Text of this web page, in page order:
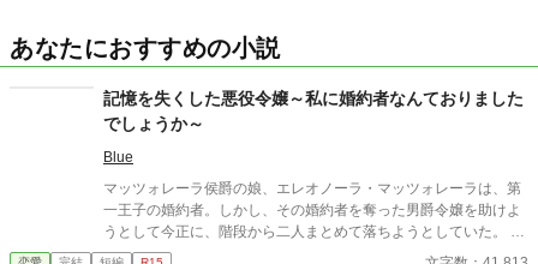
あなたにおすすめの小説
記憶を失くした悪役令嬢～私に婚約者なんておりました
でしょうか～
Blue
マッツォレーラ侯爵の娘、エレオノーラ・マッツォレーラは、第
一王子の婚約者。しかし、その婚約者を奪った男爵令嬢を助けよ
うとして今正に、階段から二人まとめて落ちようとしていた。 走
馬灯のように、第一王子との思い出を思い出す彼女は、強い衝撃